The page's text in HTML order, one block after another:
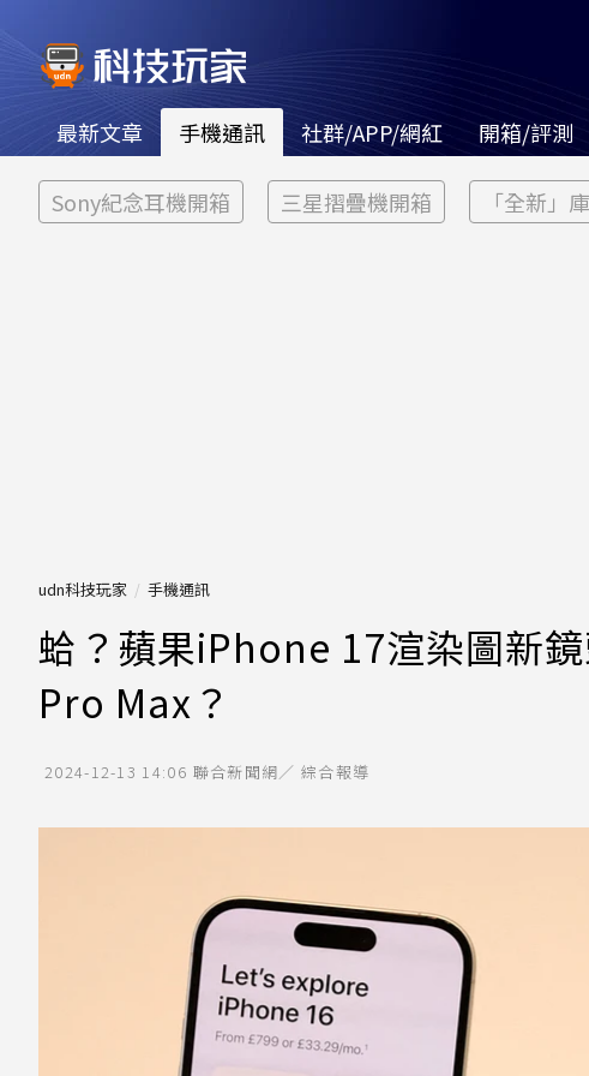
最新文章 手機通訊 社群/APP/網紅 開箱/評測
Sony紀念耳機開箱 三星摺疊機開箱 「全新」
udn科技玩家 手機通訊
蛤？蘋果iPhone 17渲染圖新
Pro Max？
2024-12-13 14:06 聯合新聞網／ 綜合報導